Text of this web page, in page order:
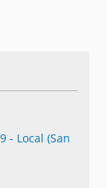
- Local (San